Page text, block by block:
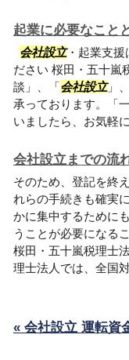
起業に必要なこと
会社設立・起業支援
ださい 桜田・五十嵐
談」、「会社設立」
承っております。「
いましたら、お気軽
会社設立までの流
そのため、登記を終
れらの手続きも確実
かに集中するために
うことが必要になる
桜田・五十嵐税理士
理士法人では、全国
« 会社設立 運転資